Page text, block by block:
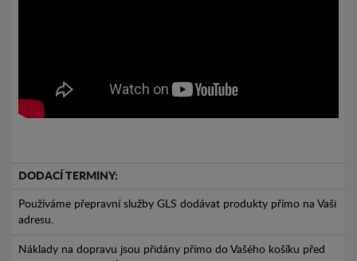
DODACÍ TERMINY:
Používáme přepravní služby GLS dodávat produkty přímo na Vaši
adresu.
Náklady na dopravu jsou přidány přímo do Vašého košíku před